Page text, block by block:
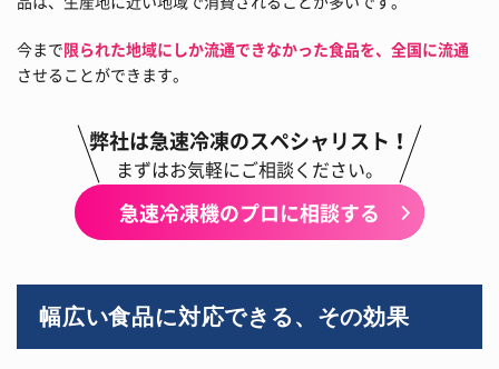
今まで限られた地域にしか流通できなかった食品を、全国に流通
させることができます。
弊社は急速冷凍のスペシャリスト！
まずはお気軽にご相談ください。
急速冷凍機のプロに相談する
幅広い食品に対応できる、その効果